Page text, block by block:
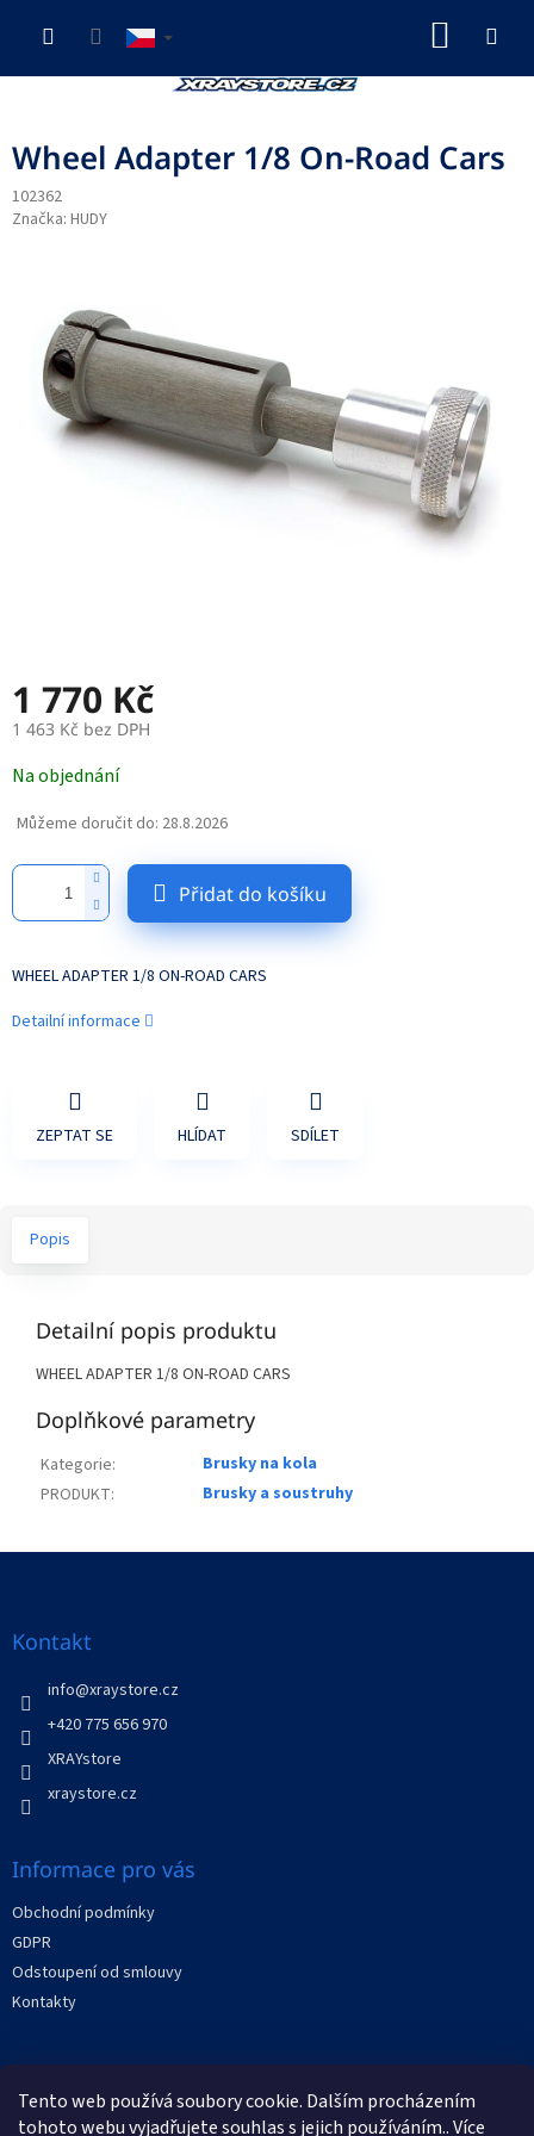
Tento web používá soubory cookie. Dalším procházením
tohoto webu vyjadřujete souhlas s jejich používáním.. Více
Wheel Adapter 1/8 On-Road Cars
102362
Značka: HUDY
1 770 Kč
1 463 Kč bez DPH
cena:
Na objednání
Můžeme doručit do: 28.8.2026
Přidat do košíku
WHEEL ADAPTER 1/8 ON-ROAD CARS
Detailní informace
ZEPTAT SE HLÍDAT SDÍLET
Popis
Detailní popis produktu
WHEEL ADAPTER 1/8 ON-ROAD CARS
Doplňkové parametry
Kategorie:
Brusky na kola
PRODUKT: Brusky a soustruhy
Kontakt
info@xraystore.cz
+420 775 656 970
XRAYstore
xraystore.cz
Informace pro vás
Obchodní podmínky
GDPR
Odstoupení od smlouvy
Kontakty
Facebook